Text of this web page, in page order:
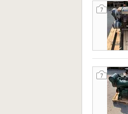
7
7